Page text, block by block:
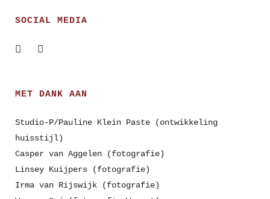
SOCIAL MEDIA
MET DANK AAN
Studio-P/Pauline Klein Paste (ontwikkeling
huisstijl)
Casper van Aggelen (fotografie)
Linsey Kuijpers (fotografie)
Irma van Rijswijk (fotografie)